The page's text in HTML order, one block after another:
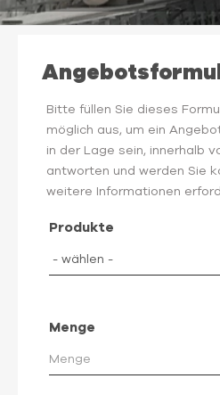
Bitte füllen Sie dieses
möglich aus, um ein
in der Lage sein, innerhalb
antworten und werden Sie
weitere Informationen
Produkte
Menge